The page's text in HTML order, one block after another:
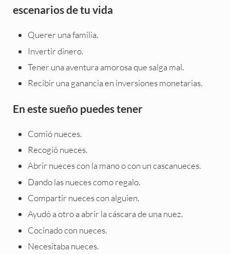
escenarios de tu vida
Querer una familia.
Invertir dinero.
Tener una aventura amorosa que salga mal.
Recibir una ganancia en inversiones monetarias.
En este sueño puedes tener
Comió nueces.
Recogió nueces.
Abrir nueces con la mano o con un cascanueces.
Dando las nueces como regalo.
Compartir nueces con alguien.
Ayudó a otro a abrir la cáscara de una nuez.
Cocinado con nueces.
Necesitaba nueces.